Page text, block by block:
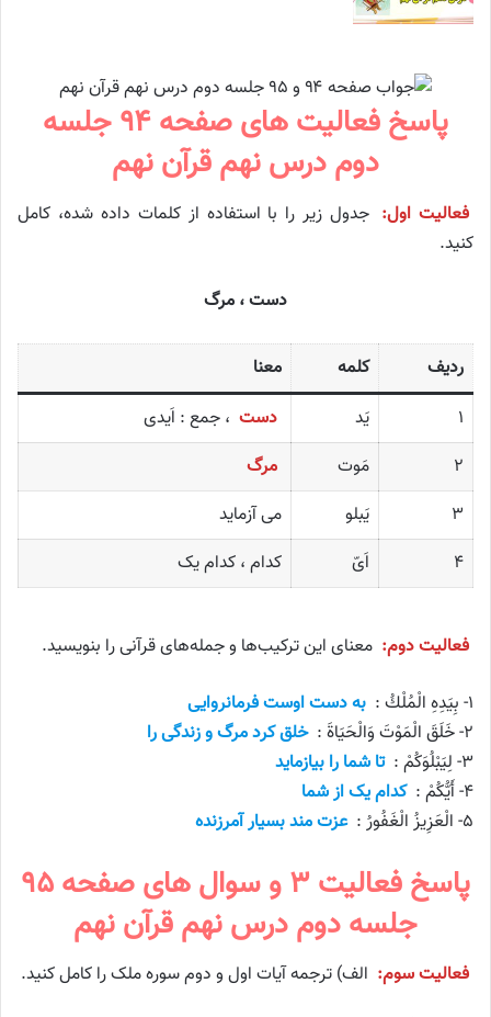
پاسخ فعالیت های صفحه ۹۴ جلسه
دوم درس نهم قرآن نهم
فعالیت اول: جدول زیر را با استفاده از کلمات داده شده، کامل
کنید.
دست ، مرگ
ردیف کلمه
معنا
۱
یَد دست ، جمع : اَیدی
۲
مَوت
مرگ
۳
یَبلو
می آزماید
۴
اَیّ کدام ، کدام یک
فعالیت دوم: معنای این ترکیب‌ها و جمله‌های قرآنی را بنویسید.
۱- بِيَدِهِ الْمُلْكُ :
به دست اوست فرمانروایی
۲- خَلَقَ الْمَوْتَ وَالْحَيَاةَ :
خلق کرد مرگ و زندگی را
۳- لِيَبْلُوَكُمْ :
تا شما را بیازماید
۴- أَيُّكُمْ :
کدام یک از شما
۵- الْعَزِيزُ الْغَفُورُ :
عزت مند بسیار آمرزنده
پاسخ فعالیت ۳ و سوال های صفحه ۹۵
جلسه دوم درس نهم قرآن نهم
فعالیت سوم: الف) ترجمه آیات اول و دوم سوره ملک را کامل کنید.